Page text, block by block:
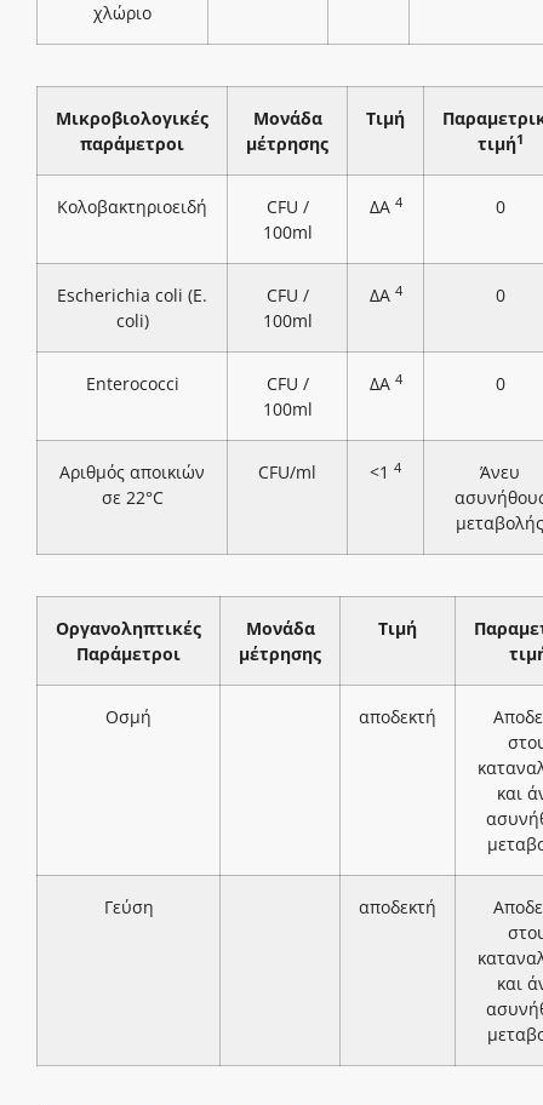
χλώριο
Μικροβιολογικές
παράμετροι
Μονάδα
μέτρησης
Τιμή
τιμή1
Κολοβακτηριοειδή
CFU /
100ml
ΔΑ 4 0
Escherichia coli (E.
coli)
CFU /
100ml
ΔΑ 4 0
Enterococci
CFU /
100ml
ΔΑ 4 0
Αριθμός αποικιών
σε 22°C
CFU/ml <1 4
Άνευ
μεταβολής
Οργανοληπτικές
Παράμετροι
Μονάδα
μέτρησης
Τιμή
Οσμή αποδεκτή
και
Γεύση αποδεκτή
και